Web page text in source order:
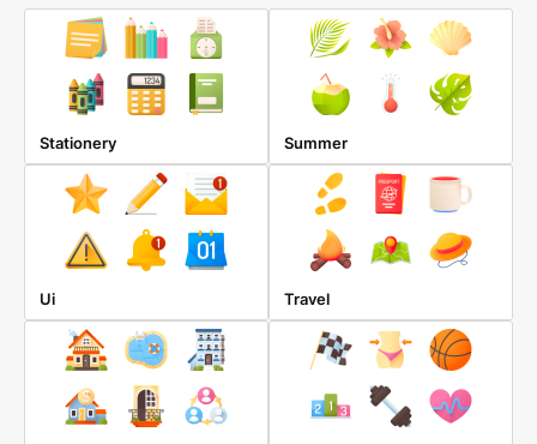
Stationery Summer
Ui Travel